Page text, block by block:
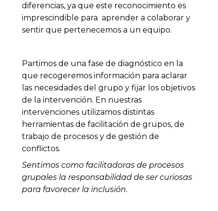
diferencias, ya que este reconocimiento es
imprescindible para aprender a colaborar y
sentir que pertenecemos a un equipo.
Partimos de una fase de diagnóstico en la
que recogeremos información para aclarar
las necesidades del grupo y fijar los objetivos
de la intervención. En nuestras
intervenciones utilizamos distintas
herramientas de facilitación de grupos, de
trabajo de procesos y de gestión de
conflictos.
Sentimos como facilitadoras de procesos
grupales la responsabilidad de ser curiosas
para favorecer la inclusión.